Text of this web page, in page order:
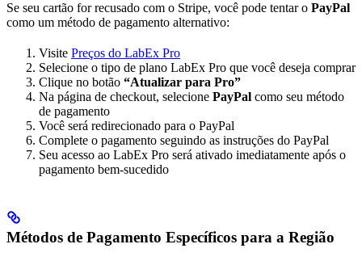
Se seu cartão for recusado com o Stripe, você pode tentar o PayPal
como um método de pagamento alternativo:
Visite Preços do LabEx Pro
Selecione o tipo de plano LabEx Pro que você deseja comprar
Clique no botão “Atualizar para Pro”
Na página de checkout, selecione PayPal como seu método
de pagamento
Você será redirecionado para o PayPal
Complete o pagamento seguindo as instruções do PayPal
Seu acesso ao LabEx Pro será ativado imediatamente após o
pagamento bem-sucedido
Métodos de Pagamento Específicos para a Região